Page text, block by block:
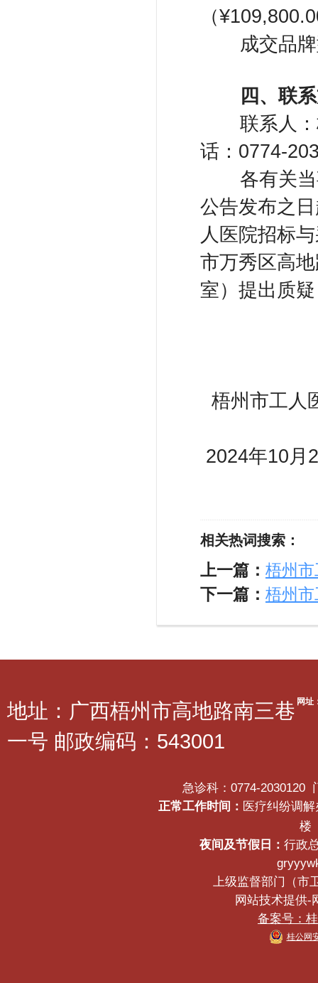
（
成交品
四 、联
联系人
话：0774-
各有关
公告发布之
人医院招标
市万秀区高
室）提出质
梧州市工
2024年10月
相关热词搜索：
上一篇： 梧州
下一篇： 梧州
网址
地址：广西梧州市高地路南三巷
一号 邮政编码：543001
急诊科：0774-2030120
正常工作时间： 医疗纠纷调
楼
夜间及节假日： 行政
上级监督部门（市
网站技术提供-
备案号：
桂公网